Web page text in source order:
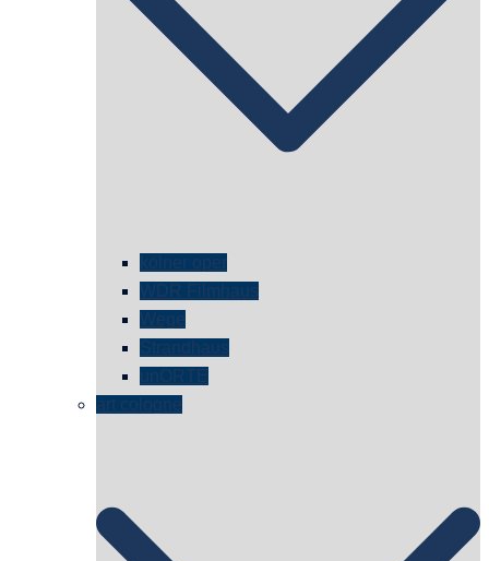
kölner oper
WDR Filmhaus
Wege
Strandhaus
unORTE
art cologne